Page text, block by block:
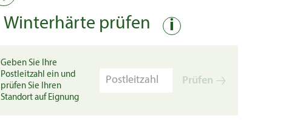
Winterhärte prüfen i
Geben Sie Ihre
Postleitzahl ein und
prüfen Sie Ihren
Standort auf Eignung
Prüfen